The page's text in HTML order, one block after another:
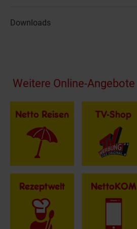
Downloads
Fußzeile
Weitere Online-Angebote
Netto Reisen TV-Shop
Rezeptwelt NettoKOM